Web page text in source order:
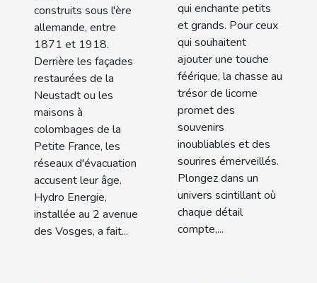
à Strasbourg
!
construits sous l'ère
allemande, entre
1871 et 1918.
Derrière les façades
restaurées de la
Neustadt ou les
maisons à
colombages de la
Petite France, les
réseaux d'évacuation
accusent leur âge.
Hydro Energie,
installée au 2 avenue
des Vosges, a fait...
qui enchante petits
et grands. Pour ceux
qui souhaitent
ajouter une touche
féérique, la chasse au
trésor de licorne
promet des
souvenirs
inoubliables et des
sourires émerveillés.
Plongez dans un
univers scintillant où
chaque détail
compte,...